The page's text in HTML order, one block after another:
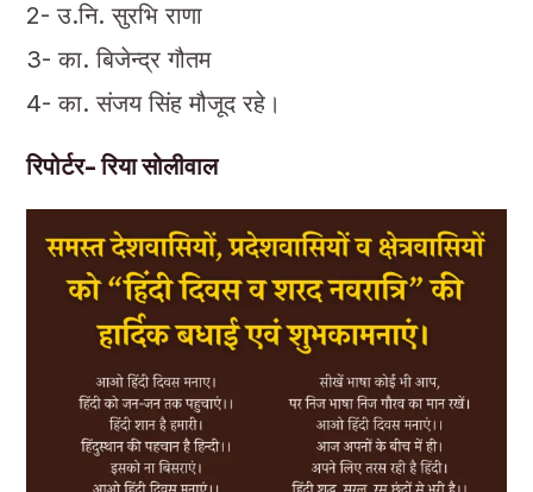
2- उ.नि. सुरभि राणा
3- का. बिजेन्द्र गौतम
4- का. संजय सिंह मौजूद रहे।
रिपोर्टर- रिया सोलीवाल